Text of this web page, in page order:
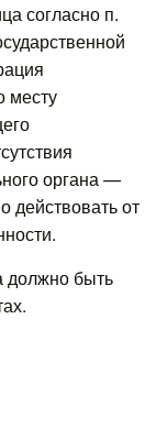
согласно п.
месту
органа —
действовать от
должно быть